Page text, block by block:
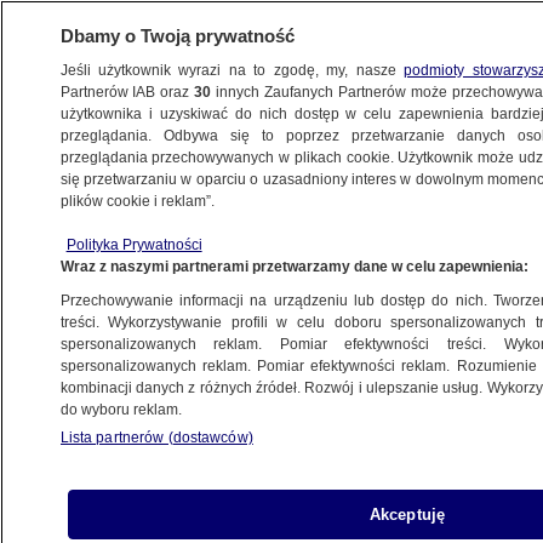
ŚWIAT
samoloty MiG-29 do dyspozycji USA.
Komentarze ekspertów
8.03.2022, 21:23
Udostępnij
Dbamy o Twoją prywatność
Jeśli użytkownik wyrazi na to zgodę, my, naszepodmioty
Partnerów IAB oraz30 innych Zaufanych Partnerów może
użytkownika i uzyskiwać do nich dostęp w celu zapewnienia
przeglądania. Odbywa się to poprzez przetwarzanie danych
przeglądania przechowywanych w plikach cookie. Użytkownik może
się przetwarzaniu w oparciu o uzasadniony interes w dowolnym
plików cookie i reklam”.
Polityka Prywatności
Wraz z naszymi partnerami przetwarzamy dane w celu zapewnienia:
Przechowywanie informacji na urządzeniu lub dostęp do nich.
treści. Wykorzystywanie profili w celu doboru spersonalizowanych
spersonalizowanych reklam. Pomiar efektywności treści.
spersonalizowanych reklam. Pomiar efektywności reklam.
kombinacji danych z różnych źródeł. Rozwój i ulepszanie usług.
do wyboru reklam.
Lista partnerów (dostawców)
Akceptuję